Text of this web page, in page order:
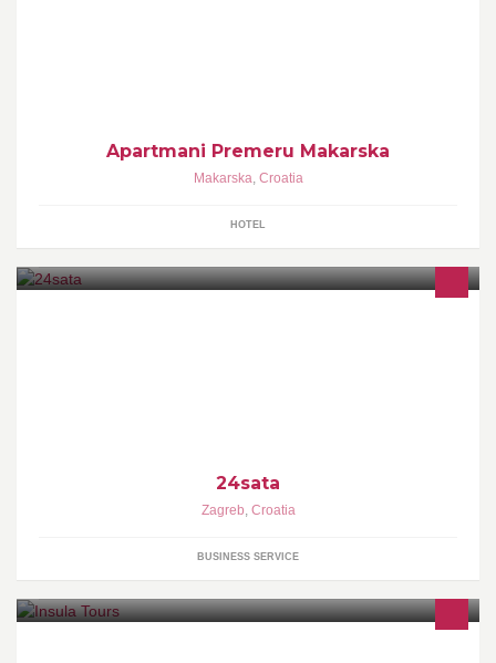
Apartmani Premeru Makarska
Makarska Croatia
HOTEL
24sata
Zagreb Croatia
BUSINESS SERVICE